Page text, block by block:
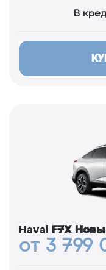
В
Haval F7Х
от 3 799